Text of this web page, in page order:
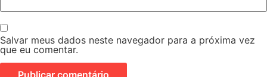
Salvar meus dados neste navegador para a próxima vez
que eu comentar.